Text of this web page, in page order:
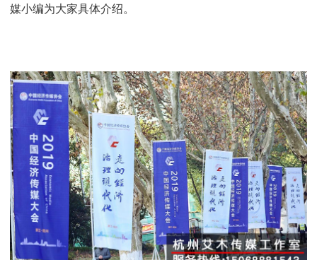
媒小编为大家具体介绍。